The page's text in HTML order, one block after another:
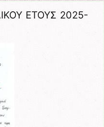
ΕΤΟΥΣ 2025-